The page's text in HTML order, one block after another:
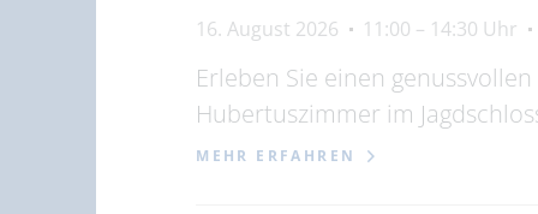
16. August 2026 11:00 – 14:30 Uhr
Erleben Sie einen
Hubertuszimmer im
MEHR ERFAHREN